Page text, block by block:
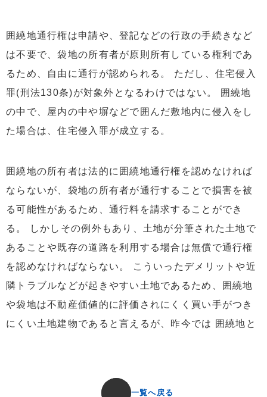
囲繞地通行権は申請や、登記などの行政の手続きなど
は不要で、袋地の所有者が原則所有している権利であ
るため、自由に通行が認められる。 ただし、住宅侵入
罪(刑法130条)が対象外となるわけではない。 囲繞地
の中で、屋内の中や塀などで囲んだ敷地内に侵入をし
た場合は、住宅侵入罪が成立する。
囲繞地の所有者は法的に囲繞地通行権を認めなければ
ならないが、袋地の所有者が通行することで損害を被
る可能性があるため、通行料を請求することができ
る。 しかしその例外もあり、土地が分筆された土地で
あることや既存の道路を利用する場合は無償で通行権
を認めなければならない。 こういったデメリットや近
隣トラブルなどが起きやすい土地であるため、囲繞地
や袋地は不動産価値的に評価されにくく買い手がつき
にくい土地建物であると言えるが、昨今では 囲繞地と
一覧へ戻る